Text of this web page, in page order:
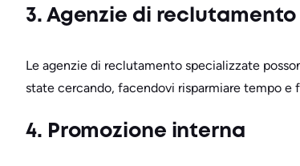
3. Agenzie di reclutamento
Le agenzie di reclutamento specializzate
state cercando, facendovi risparmiare tempo e
4. Promozione interna